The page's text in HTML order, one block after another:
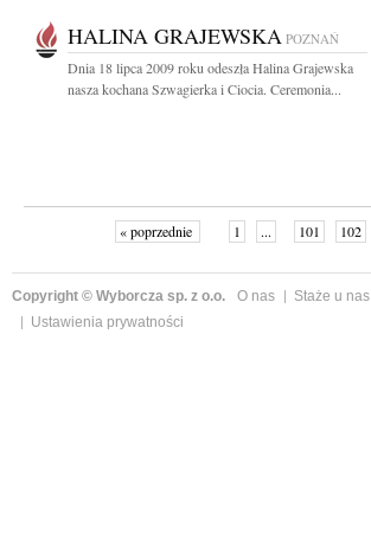
HALINA GRAJEWSKA POZNAŃ
Dnia 18 lipca 2009 roku odeszła Halina Grajewska
nasza kochana Szwagierka i Ciocia. Ceremonia...
« poprzednie 1 ... 101 102
Copyright © Wyborcza sp. z o.o. O nas Staże u nas
Ustawienia prywatności